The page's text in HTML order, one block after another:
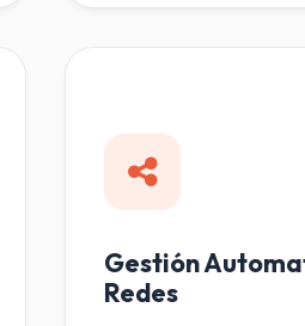
Gestión
Redes